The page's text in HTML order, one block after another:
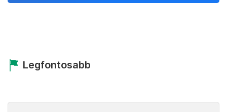
Legfontosabb